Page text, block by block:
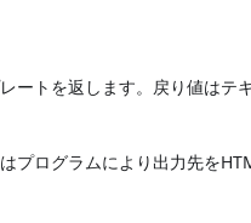
ートを返します。戻り値はテ
プログラムにより出力先を